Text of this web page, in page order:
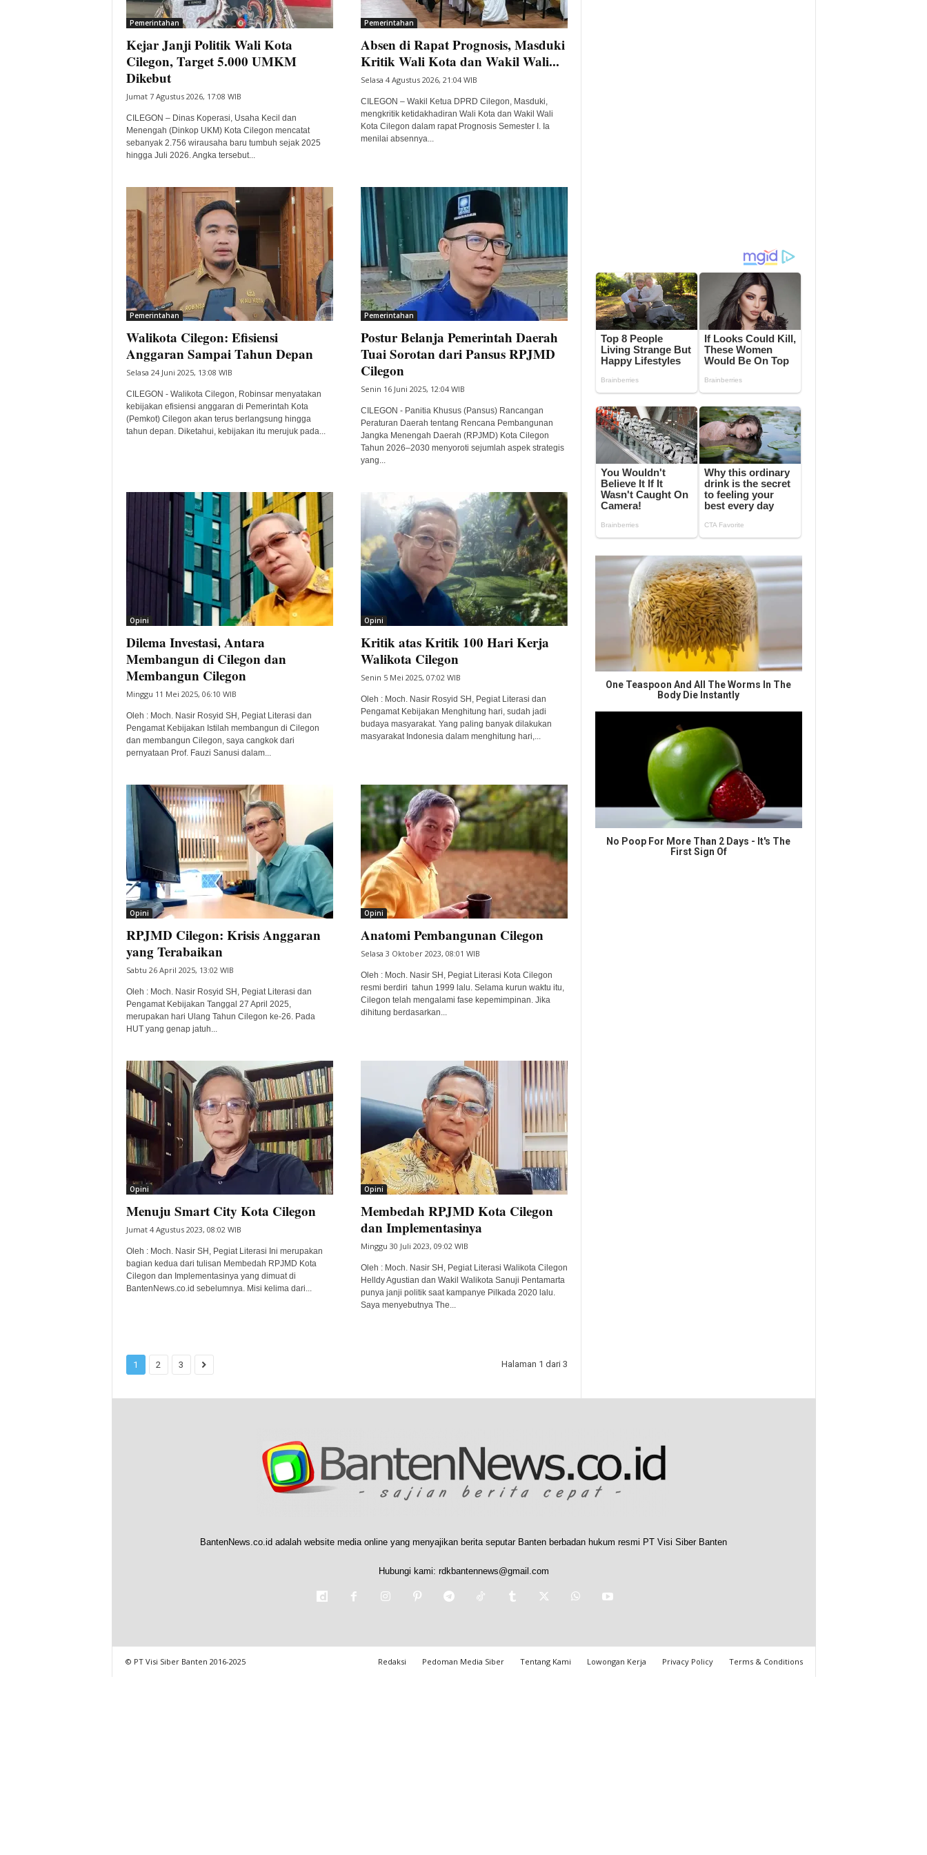
Pemerintahan
Kejar Janji Politik Wali Kota
Cilegon, Target 5.000 UMKM
Dikebut
Jumat 7 Agustus 2026, 17:08 WIB
CILEGON – Dinas Koperasi, Usaha Kecil dan
Menengah (Dinkop UKM) Kota Cilegon mencatat
sebanyak 2.756 wirausaha baru tumbuh sejak 2025
hingga Juli 2026. Angka tersebut...
Pemerintahan
Absen di Rapat Prognosis, Masduki
Kritik Wali Kota dan Wakil Wali...
Selasa 4 Agustus 2026, 21:04 WIB
CILEGON – Wakil Ketua DPRD Cilegon, Masduki,
mengkritik ketidakhadiran Wali Kota dan Wakil Wali
Kota Cilegon dalam rapat Prognosis Semester I. Ia
menilai absennya...
Pemerintahan
Walikota Cilegon: Efisiensi
Anggaran Sampai Tahun Depan
Selasa 24 Juni 2025, 13:08 WIB
CILEGON - Walikota Cilegon, Robinsar menyatakan
kebijakan efisiensi anggaran di Pemerintah Kota
(Pemkot) Cilegon akan terus berlangsung hingga
tahun depan. Diketahui, kebijakan itu merujuk pada...
Pemerintahan
Postur Belanja Pemerintah Daerah
Tuai Sorotan dari Pansus RPJMD
Cilegon
Senin 16 Juni 2025, 12:04 WIB
CILEGON - Panitia Khusus (Pansus) Rancangan
Peraturan Daerah tentang Rencana Pembangunan
Jangka Menengah Daerah (RPJMD) Kota Cilegon
Tahun 2026–2030 menyoroti sejumlah aspek strategis
yang...
Opini
Dilema Investasi, Antara
Membangun di Cilegon dan
Membangun Cilegon
Minggu 11 Mei 2025, 06:10 WIB
Oleh : Moch. Nasir Rosyid SH, Pegiat Literasi dan
Pengamat Kebijakan Istilah membangun di Cilegon
dan membangun Cilegon, saya cangkok dari
pernyataan Prof. Fauzi Sanusi dalam...
Opini
Kritik atas Kritik 100 Hari Kerja
Walikota Cilegon
Senin 5 Mei 2025, 07:02 WIB
Oleh : Moch. Nasir Rosyid SH, Pegiat Literasi dan
Pengamat Kebijakan Menghitung hari, sudah jadi
budaya masyarakat. Yang paling banyak dilakukan
masyarakat Indonesia dalam menghitung hari,...
Opini
RPJMD Cilegon: Krisis Anggaran
yang Terabaikan
Sabtu 26 April 2025, 13:02 WIB
Oleh : Moch. Nasir Rosyid SH, Pegiat Literasi dan
Pengamat Kebijakan Tanggal 27 April 2025,
merupakan hari Ulang Tahun Cilegon ke-26. Pada
HUT yang genap jatuh...
Opini
Anatomi Pembangunan Cilegon
Selasa 3 Oktober 2023, 08:01 WIB
Oleh : Moch. Nasir SH, Pegiat Literasi Kota Cilegon
resmi berdiri tahun 1999 lalu. Selama kurun waktu itu,
Cilegon telah mengalami fase kepemimpinan. Jika
dihitung berdasarkan...
Opini
Menuju Smart City Kota Cilegon
Jumat 4 Agustus 2023, 08:02 WIB
Oleh : Moch. Nasir SH, Pegiat Literasi Ini merupakan
bagian kedua dari tulisan Membedah RPJMD Kota
Cilegon dan Implementasinya yang dimuat di
BantenNews.co.id sebelumnya. Misi kelima dari...
Opini
Membedah RPJMD Kota Cilegon
dan Implementasinya
Minggu 30 Juli 2023, 09:02 WIB
Oleh : Moch. Nasir SH, Pegiat Literasi Walikota Cilegon
Helldy Agustian dan Wakil Walikota Sanuji Pentamarta
punya janji politik saat kampanye Pilkada 2020 lalu.
Saya menyebutnya The...
1 2 3 Halaman 1 dari 3
One Teaspoon And All The Worms In The
Body Die Instantly
No Poop For More Than 2 Days - It's The
First Sign Of
BantenNews.co.id adalah website media online yang menyajikan berita seputar Banten berbadan hukum resmi PT Visi Siber Banten
Hubungi kami: rdkbantennews@gmail.com
Redaksi Pedoman Media Siber Tentang Kami Lowongan Kerja Privacy Policy Terms & Conditions
© PT Visi Siber Banten 2016-2025